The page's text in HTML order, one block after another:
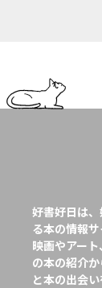
好書好日は
る本の情報サ
映画やアー
の本の紹介
と本の出会い